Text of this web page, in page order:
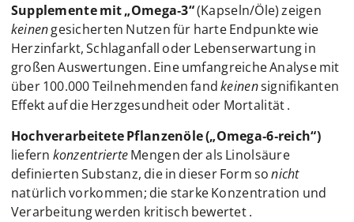
Supplemente mit „Omega‑3“(Kapseln/Öle) zeigen
keinengesicherten Nutzen für harte Endpunkte wie
Herzinfarkt, Schlaganfall oder Lebenserwartung in
großen Auswertungen. Eine umfangreiche Analyse mit
über 100.000 Teilnehmenden fandkeinensignifikanten
Effekt auf die Herzgesundheit oder Mortalität .
Hochverarbeitete Pflanzenöle („Omega‑6‑reich“)
liefern konzentrierteMengen der als Linolsäure
definierten Substanz, die in dieser Form sonicht
natürlich vorkommen; die starke Konzentration und
Verarbeitung werden kritisch bewertet .